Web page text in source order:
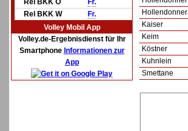
Rel BKK O
Fr.
Rel BKK W
Fr.
Volley Mobil App
Volley.de-Ergebnisdienst für Ihr
Smartphone Informationen zur
App
Hollendonner
Kaiser
Keim
Köstner
Kuhnlein
Smettane